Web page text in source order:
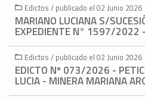
Edictos / publicado el 02 Junio 2026
MARIANO LUCIANA S/
EXPEDIENTE N° 1597/2022
Edictos / publicado el 02 Junio 2026
EDICTO Nº 073/2026 -
LUCIA - MINERA MARIANA